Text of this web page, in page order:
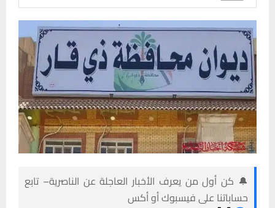
🔔 كن أول من يعرف الأخبار العاجلة عن الناصرية– تابع
حساباتنا على فيسبوك أو أكس